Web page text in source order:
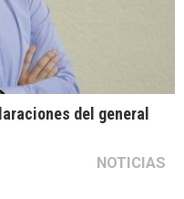
del general
NOTICIAS